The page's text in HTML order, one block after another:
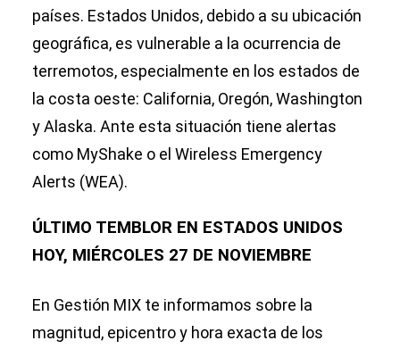
países. Estados Unidos, debido a su ubicación
geográfica, es vulnerable a la ocurrencia de
terremotos, especialmente en los estados de
la costa oeste: California, Oregón, Washington
y Alaska. Ante esta situación tiene alertas
como MyShake o el Wireless Emergency
Alerts (WEA).
ÚLTIMO TEMBLOR EN ESTADOS UNIDOS
HOY, MIÉRCOLES 27 DE NOVIEMBRE
En Gestión MIX te informamos sobre la
magnitud, epicentro y hora exacta de los